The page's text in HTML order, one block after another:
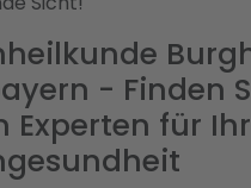
- Finden
Experten für